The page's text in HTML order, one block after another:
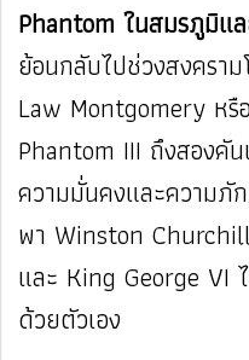
Phantom ในสมรภูมิแ
ย้อนกลับไปช่วงสงครา
Law Montgomery ห
Phantom III ถึงสองคั
ความมั่นคงและความภั
พา Winston
และ King George VI
ด้วยตัวเอง